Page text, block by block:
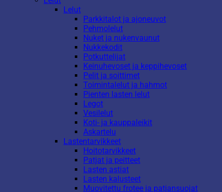
Lelut
Parkkitalot ja ajoneuvot
Pehmolelut
Nuket ja nukenvaunut
Nukkekodit
Potkuttelijat
Keinuhevoset ja keppihevoset
Pelit ja soittimet
Toimintalelut ja hahmot
Pienten lasten lelut
Legot
Vesilelut
Koti- ja kauppaleikit
Askartelu
Lastentarvikkeet
Hoitotarvikkeet
Patjat ja peitteet
Lasten astiat
Lasten kalusteet
Muovitettu frotee ja patjansuojat